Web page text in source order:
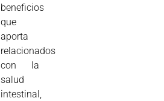
beneficios
que
aporta
relacionados
con la
salud
intestinal,